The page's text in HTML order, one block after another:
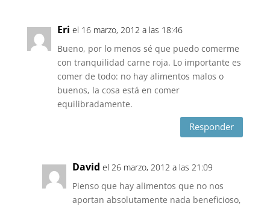
Eri el 16 marzo, 2012 a las 18:46
Bueno, por lo menos sé que puedo comerme
con tranquilidad carne roja. Lo importante es
comer de todo: no hay alimentos malos o
buenos, la cosa está en comer
equilibradamente.
Responder
David el 26 marzo, 2012 a las 21:09
Pienso que hay alimentos que no nos
aportan absolutamente nada beneficioso,